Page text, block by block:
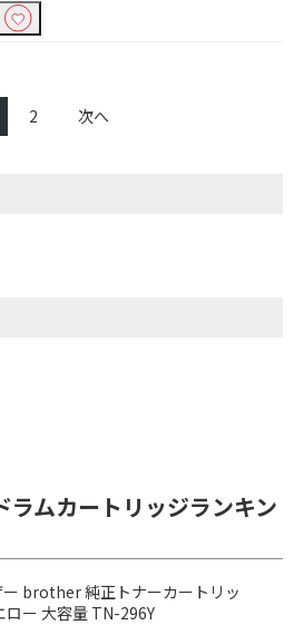
2 次へ
ラムカートリッジランキン
ー brother 純正トナーカートリッ
ロー 大容量 TN-296Y